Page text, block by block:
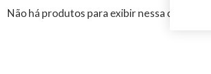
Não há produtos para exibir nessa categoria!